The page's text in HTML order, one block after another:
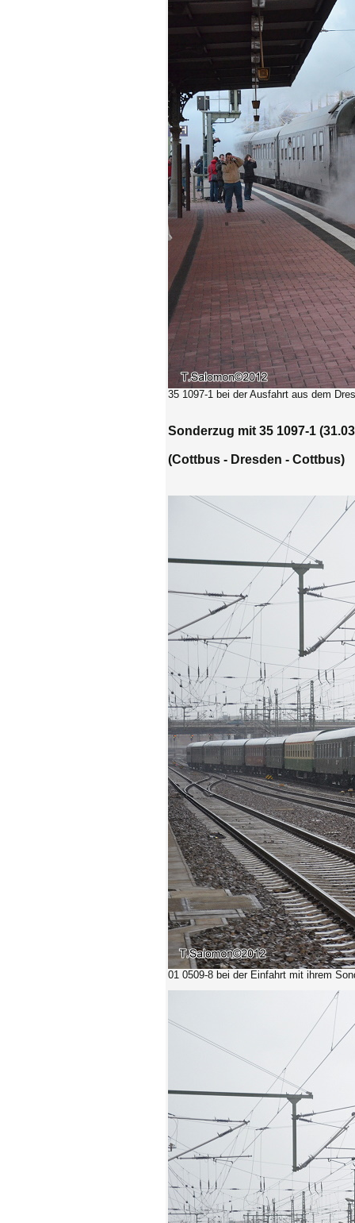
35 1097-1 bei der Ausfahrt aus dem
Sonderzug mit 35 1097-1
(Cottbus - Dresden - Cottbus)
01 0509-8 bei der Einfahrt mit ihrem